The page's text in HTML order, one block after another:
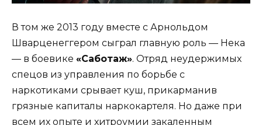
В том же 2013 году вместе с Арнольдом
Шварценеггером сыграл главную роль — Нека
— в боевике «Саботаж». Отряд неудержимых
спецов из управления по борьбе с
наркотиками срывает куш, прикарманив
грязные капиталы наркокартеля. Но даже при
всем их опыте и хитроумии закаленным